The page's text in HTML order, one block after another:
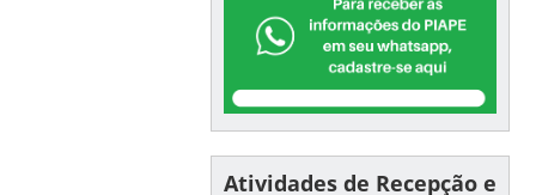
Atividades de Recepção e